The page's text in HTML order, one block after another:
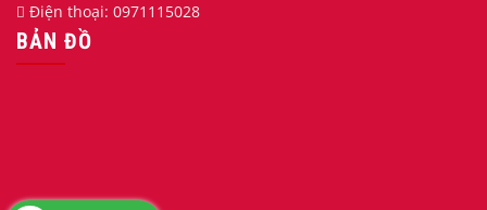
Điện thoại: 0971115028
BẢN ĐỒ